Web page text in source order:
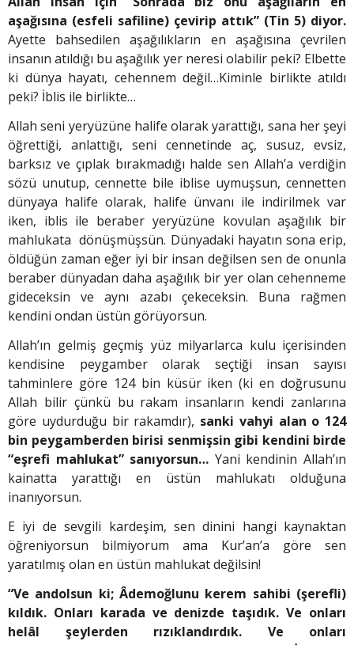
aşağısına (esfeli safiline) çevirip attık” (Tin 5) diyor.
Ayette bahsedilen aşağılıkların en aşağısına çevrilen
insanın atıldığı bu aşağılık yer neresi olabilir peki? Elbette
ki dünya hayatı, cehennem değil…Kiminle birlikte atıldı
peki? İblis ile birlikte…
Allah seni yeryüzüne halife olarak yarattığı, sana her şeyi
öğrettiği, anlattığı, seni cennetinde aç, susuz, evsiz,
barksız ve çıplak bırakmadığı halde sen Allah’a verdiğin
sözü unutup, cennette bile iblise uymuşsun, cennetten
dünyaya halife olarak, halife ünvanı ile indirilmek var
iken, iblis ile beraber yeryüzüne kovulan aşağılık bir
mahlukata dönüşmüşsün. Dünyadaki hayatın sona erip,
öldüğün zaman eğer iyi bir insan değilsen sen de onunla
beraber dünyadan daha aşağılık bir yer olan cehenneme
gideceksin ve aynı azabı çekeceksin. Buna rağmen
kendini ondan üstün görüyorsun.
Allah’ın gelmiş geçmiş yüz milyarlarca kulu içerisinden
kendisine peygamber olarak seçtiği insan sayısı
tahminlere göre 124 bin küsür iken (ki en doğrusunu
Allah bilir çünkü bu rakam insanların kendi zanlarına
göre uydurduğu bir rakamdır), sanki vahyi alan o 124
bin peygamberden birisi senmişsin gibi kendini birde
“eşrefi mahlukat” sanıyorsun… Yani kendinin Allah’ın
kainatta yarattığı en üstün mahlukatı olduğuna
inanıyorsun.
E iyi de sevgili kardeşim, sen dinini hangi kaynaktan
öğreniyorsun bilmiyorum ama Kur’an’a göre sen
yaratılmış olan en üstün mahlukat değilsin!
“Ve andolsun ki; Âdemoğlunu kerem sahibi (şerefli)
kıldık. Onları karada ve denizde taşıdık. Ve onları
helâl şeylerden rızıklandırdık. Ve onları